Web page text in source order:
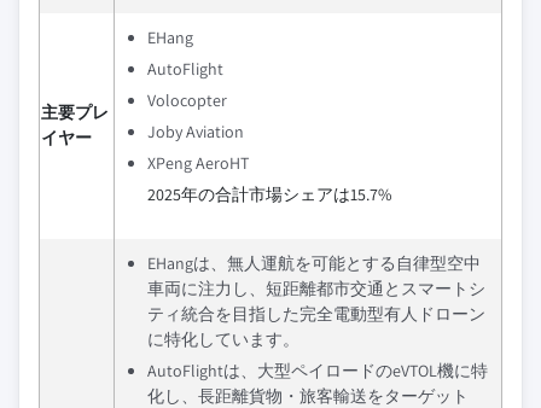
主要プレ
イヤー
EHang
AutoFlight
Volocopter
Joby Aviation
XPeng AeroHT
2025年の合計市場シェアは15.7%
EHangは、無人運航を可能とする自律型空中
車両に注力し、短距離都市交通とスマートシ
ティ統合を目指した完全電動型有人ドローン
に特化しています。
AutoFlightは、大型ペイロードのeVTOL機に特
化し、長距離貨物・旅客輸送をターゲット